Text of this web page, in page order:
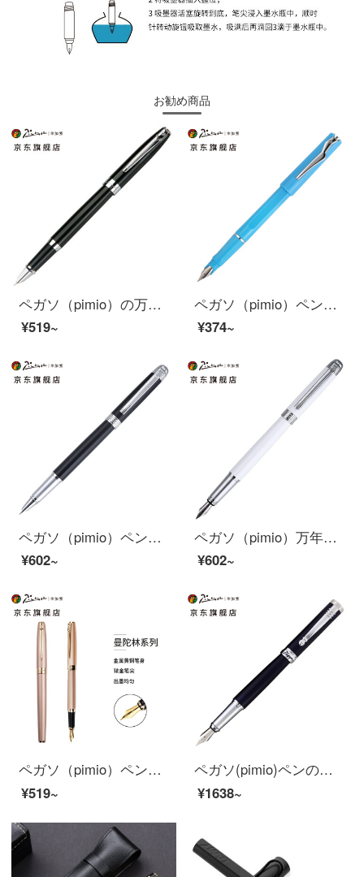
お勧め商品
ペガソ（pimio）の万年筆の財務ペンは特に細くて0.38 mmのペン先の男性の女史は字の書道のペンを練習します学生は成人で字のペンの曼陀林のシリーズを練習します717亮の暗い銀の財布
¥519~
ペガソ（pimio）ペンサインペン男性女性学生用大人の習字ペン0.5 mmインク筆イスターシリーズ618スクラブブルー
¥374~
ペガソ（pimio）ペン財務特細ペン男性女性ビジネスオフィス成人学生用インクペン0.38 mmペン先M 09明るい黒
¥602~
ペガソ（pimio）万年筆サインペン男性女性ビジネスオフィス成人学生用インクペン0.5 mmM 09慕白
¥602~
ペガソ（pimio）ペンサインペン男性女史習字ペン学生用大人習字インクペン0.5 mm曼陀林シリーズ717バラ金
¥519~
ペガソ(pimio)ペンの署名ペン男性女性ビジネスオフィス成人インクを書くタイラーシリーズ951湖の青い色
¥1638~